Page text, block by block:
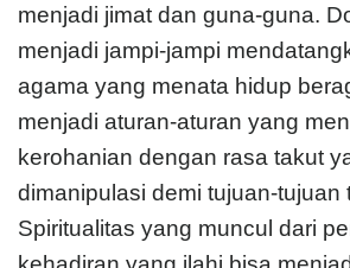
menjadi jimat dan guna-guna.
menjadi jampi-jampi
agama yang menata hidup
menjadi aturan-aturan yang
kerohanian dengan rasa takut
dimanipulasi demi tujuan-tujuan
Spiritualitas yang muncul dari